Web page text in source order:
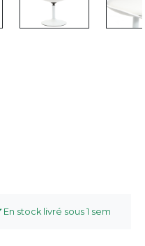
En stock livré sous 1 sem